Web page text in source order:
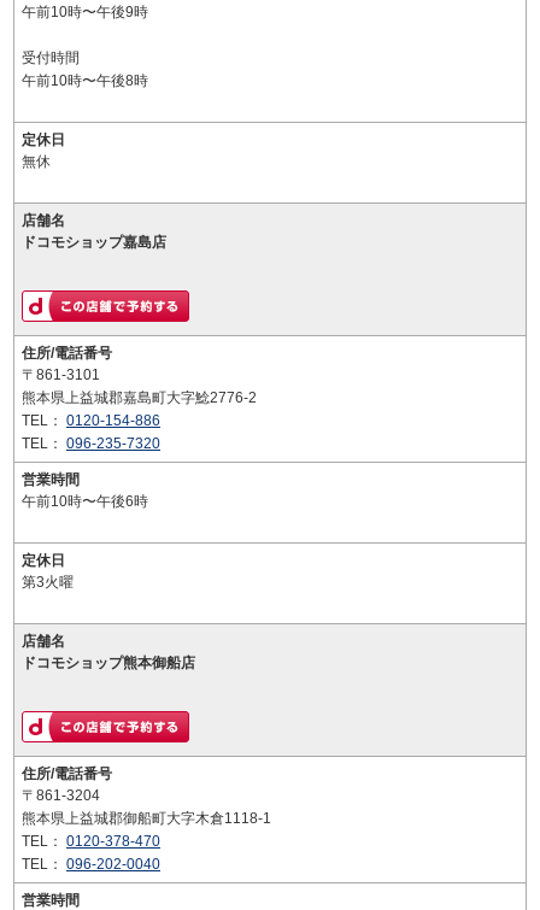
午前10時〜午後9時
受付時間
午前10時〜午後8時
定休日
無休
店舗名
ドコモショップ嘉島店
住所/電話番号
〒861-3101
熊本県上益城郡嘉島町大字鯰2776-2
TEL： 0120-154-886
TEL： 096-235-7320
営業時間
午前10時〜午後6時
定休日
第3火曜
店舗名
ドコモショップ熊本御船店
住所/電話番号
〒861-3204
熊本県上益城郡御船町大字木倉1118-1
TEL： 0120-378-470
TEL： 096-202-0040
営業時間